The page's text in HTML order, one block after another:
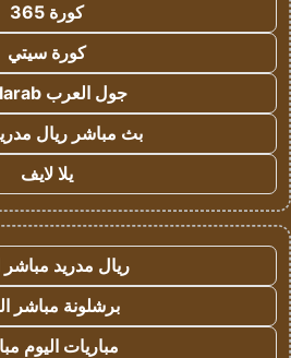
كورة 365
كورة سيتي
جول العرب goalarab
بث مباشر ريال
يلا لايف
ريال مدريد مباشر
برشلونة مباشر
مباريات اليوم